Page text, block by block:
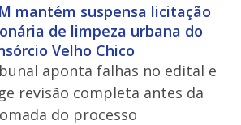
mantém suspensa licitação
de limpeza urbana do
Velho Chico
aponta falhas no edital e
revisão completa antes da
do processo